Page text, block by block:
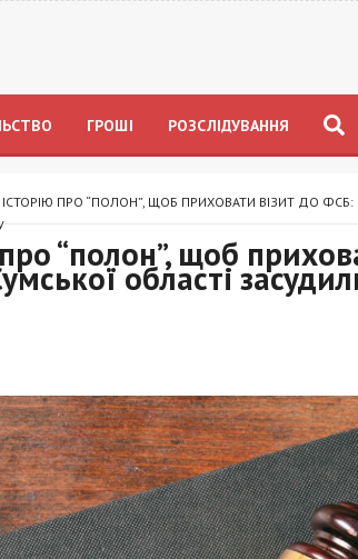
ГРОШІ РОЗСЛІДУВАННЯ
ІСТОРІЮ ПРО “ПОЛОН”, ЩОБ ПРИХОВАТИ ВІЗИТ ДО
“полон”, щоб
області